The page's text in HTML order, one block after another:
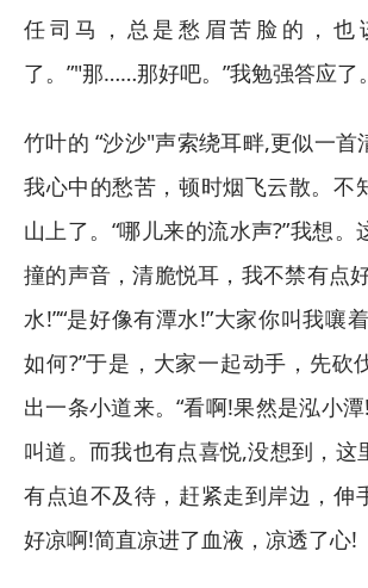
任司马，总是愁眉苦脸的，也
了。”"那……那好吧。”我勉强答应了。
竹叶的 “沙沙"声索绕耳畔,更似一首
我心中的愁苦，顿时烟飞云散。不
山上了。“哪儿来的流水声?”我想。
撞的声音，清脆悦耳，我不禁有点
水!”“是好像有潭水!”大家你叫我嚷
如何?”于是，大家一起动手，先砍
出一条小道来。“看啊!果然是泓小
叫道。而我也有点喜悦,没想到，这
有点迫不及待，赶紧走到岸边，伸
好凉啊!简直凉进了血液，凉透了心!